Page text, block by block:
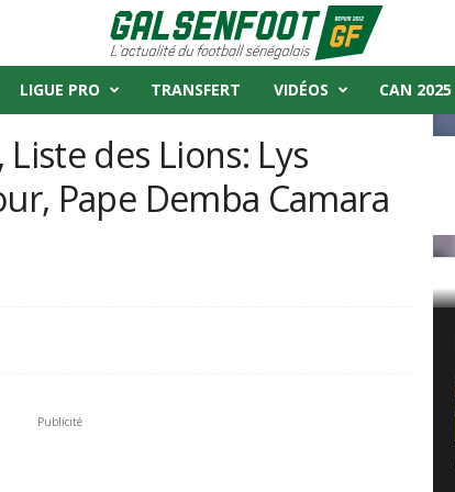
LIGUE PRO TRANSFERT VIDÉOS CAN 2025
des Lions: Lys
Pape Demba Camara
Publicité